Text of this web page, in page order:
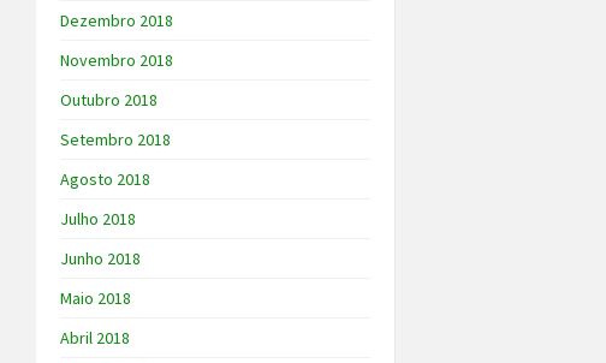
Dezembro 2018
Novembro 2018
Outubro 2018
Setembro 2018
Agosto 2018
Julho 2018
Junho 2018
Maio 2018
Abril 2018